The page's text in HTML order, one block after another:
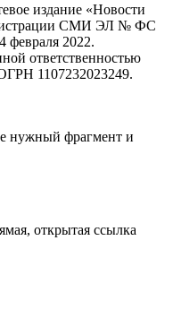
издание «Новости
СМИ ЭЛ № ФС
февраля 2022.
ответственностью
1107232023249.
нужный фрагмент и
открытая ссылка